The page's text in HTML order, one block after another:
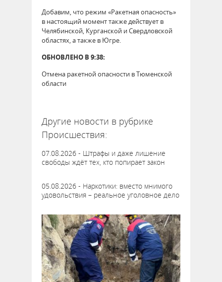
Добавим, что режим «Ракетная опасность»
в настоящий момент также действует в
Челябинской, Курганской и Свердловской
областях, а также в Югре.
ОБНОВЛЕНО В 9:38:
Отмена ракетной опасности в Тюменской
области
Другие новости в рубрике
Происшествия:
07.08.2026 - Штрафы и даже лишение
свободы ждёт тех, кто попирает закон
05.08.2026 - Наркотики: вместо мнимого
удовольствия – реальное уголовное дело